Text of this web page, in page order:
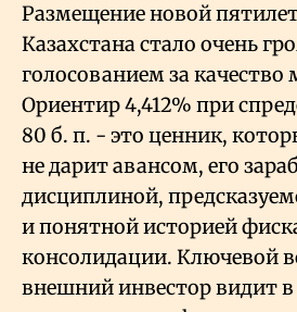
Все новости
Размещение новой
Казахстана стало очень
голосованием за
Ориентир 4,412% при
80 б. п. - это ценник,
не дарит авансом, его
дисциплиной,
и понятной историей
консолидации. Ключевой
внешний инвестор видит в